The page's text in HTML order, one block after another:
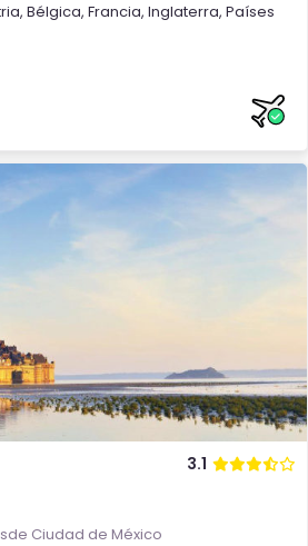
, Bélgica, Francia, Inglaterra, Países
3.1
Ciudad de México